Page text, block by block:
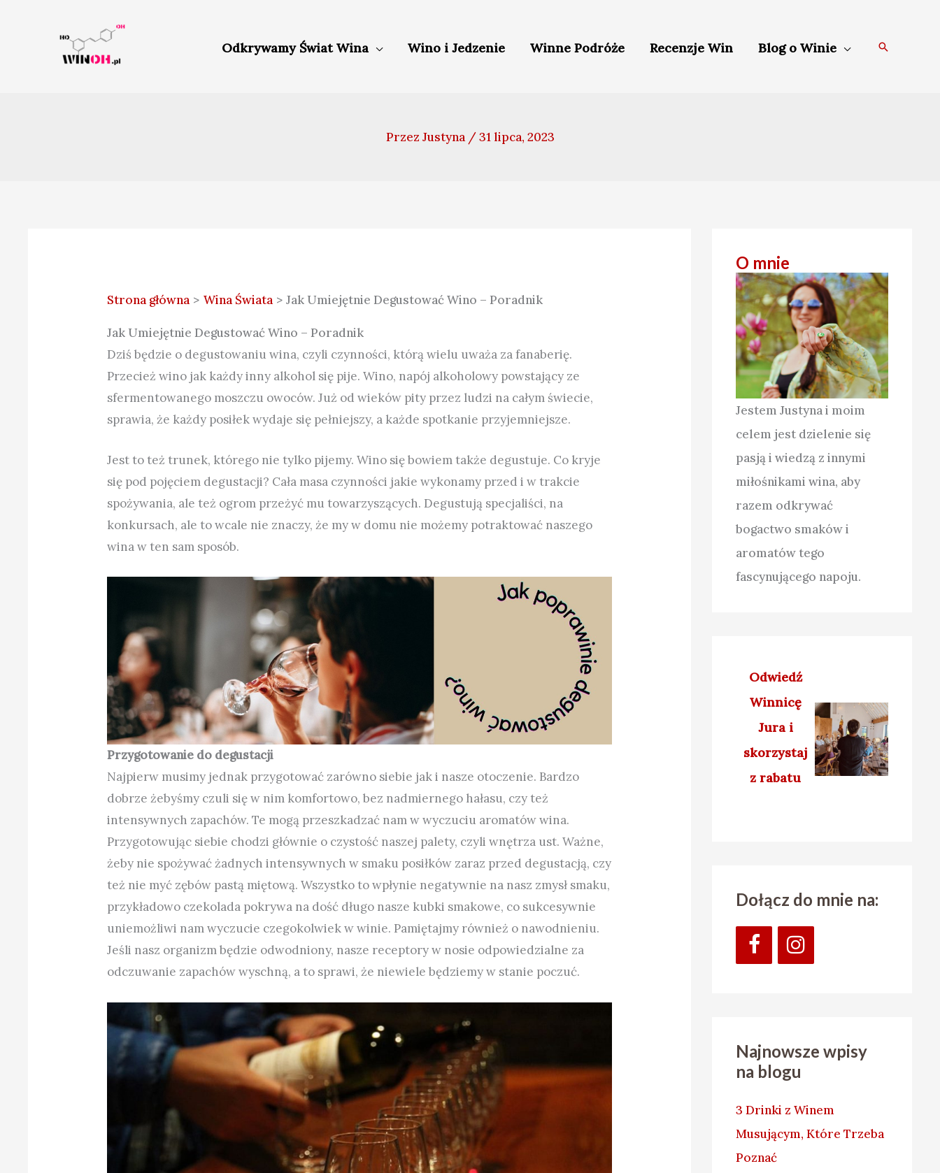
Odkrywamy Świat Wina Wino i Jedzenie Winne Podróże Recenzje Win Blog o Winie Szukaj
Przez Justyna /31 lipca, 2023
Strona główna Wina Świata Jak Umiejętnie Degustować Wino – Poradnik
Jak Umiejętnie Degustować Wino – Poradnik
Dziś będzie o degustowaniu wina, czyli czynności, którą wielu uważa za fanaberię.
Przecież wino jak każdy inny alkohol się pije. Wino, napój alkoholowy powstający ze
sfermentowanego moszczu owoców. Już od wieków pity przez ludzi na całym świecie,
sprawia, że każdy posiłek wydaje się pełniejszy, a każde spotkanie przyjemniejsze.
Jest to też trunek, którego nie tylko pijemy. Wino się bowiem także degustuje. Co kryje
się pod pojęciem degustacji? Cała masa czynności jakie wykonamy przed i w trakcie
spożywania, ale też ogrom przeżyć mu towarzyszących. Degustują specjaliści, na
konkursach, ale to wcale nie znaczy, że my w domu nie możemy potraktować naszego
wina w ten sam sposób.
Przygotowanie do degustacji
Najpierw musimy jednak przygotować zarówno siebie jak i nasze otoczenie. Bardzo
dobrze żebyśmy czuli się w nim komfortowo, bez nadmiernego hałasu, czy też
intensywnych zapachów. Te mogą przeszkadzać nam w wyczuciu aromatów wina.
Przygotowując siebie chodzi głównie o czystość naszej palety, czyli wnętrza ust. Ważne,
żeby nie spożywać żadnych intensywnych w smaku posiłków zaraz przed degustacją, czy
też nie myć zębów pastą miętową. Wszystko to wpłynie negatywnie na nasz zmysł smaku,
przykładowo czekolada pokrywa na dość długo nasze kubki smakowe, co sukcesywnie
uniemożliwi nam wyczucie czegokolwiek w winie. Pamiętajmy również o nawodnieniu.
Jeśli nasz organizm będzie odwodniony, nasze receptory w nosie odpowiedzialne za
odczuwanie zapachów wyschną, a to sprawi, że niewiele będziemy w stanie poczuć.
O mnie
Jestem Justyna i moim
celem jest dzielenie się
pasją i wiedzą z innymi
miłośnikami wina, aby
razem odkrywać
bogactwo smaków i
aromatów tego
fascynującego napoju.
Odwiedź
Winnicę
Jura i
skorzystaj
z rabatu
Dołącz do mnie na:
Najnowsze wpisy
na blogu
3 Drinki z Winem
Musującym, Które Trzeba
Poznać